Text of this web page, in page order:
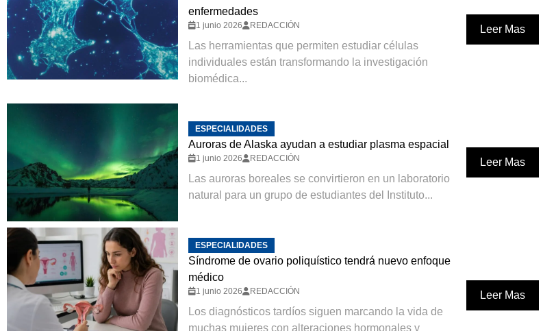
enfermedades
1 junio 2026 REDACCIÓN
Las herramientas que permiten estudiar células
individuales están transformando la investigación
biomédica...
Leer Mas
ESPECIALIDADES
Auroras de Alaska ayudan a estudiar plasma espacial
1 junio 2026 REDACCIÓN
Las auroras boreales se convirtieron en un laboratorio
natural para un grupo de estudiantes del Instituto...
Leer Mas
ESPECIALIDADES
Síndrome de ovario poliquístico tendrá nuevo enfoque
médico
1 junio 2026 REDACCIÓN
Los diagnósticos tardíos siguen marcando la vida de
muchas mujeres con alteraciones hormonales y
Leer Mas